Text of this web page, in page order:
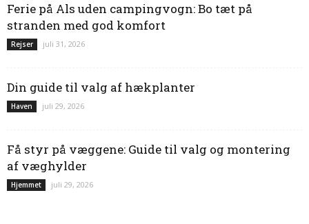
Ferie på Als uden campingvogn: Bo tæt på
stranden med god komfort
Rejser juli 31, 2026
Din guide til valg af hækplanter
Haven juli 29, 2026
Få styr på væggene: Guide til valg og montering
af væghylder
Hjemmet juli 29, 2026